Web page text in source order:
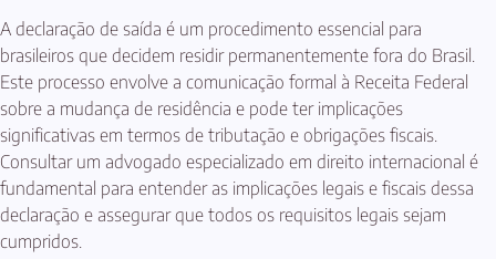
A declaração de saída é um procedimento essencial para
brasileiros que decidem residir permanentemente fora do Brasil.
Este processo envolve a comunicação formal à Receita Federal
sobre a mudança de residência e pode ter implicações
significativas em termos de tributação e obrigações fiscais.
Consultar um advogado especializado em direito internacional é
fundamental para entender as implicações legais e fiscais dessa
declaração e assegurar que todos os requisitos legais sejam
cumpridos.